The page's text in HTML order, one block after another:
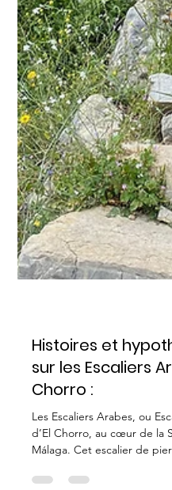
ESCALADE
Histoires et
sur les Escaliers
Chorro :
Les Escaliers Arabes, ou
Málaga. Cet escalier de